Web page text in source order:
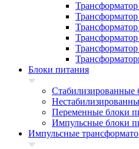
Блоки питания
Переменные блоки
Импульсные блоки
Импульсные